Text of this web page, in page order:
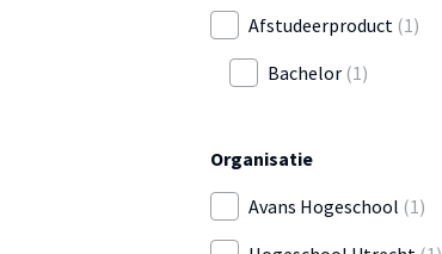
Afstudeerproduct (1)
Bachelor (1)
Organisatie
Avans Hogeschool (1)